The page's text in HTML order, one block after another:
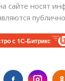
сайте носят
с 1С-Битрикс